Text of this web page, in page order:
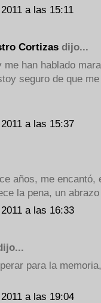
a las 15:11
Cortizas dijo...
me han hablado
seguro de que
a las 15:37
años, me
la pena, un
a las 16:33
para la
a las 19:04